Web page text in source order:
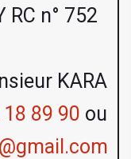
RC n° 752
KARA
89 90 ou